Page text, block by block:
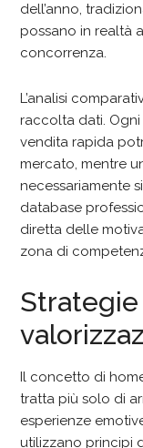
dell’anno,
possano in realtà
concorrenza.
L’analisi
raccolta dati.
vendita rapida
mercato, mentre
necessariamente
database
diretta delle
zona di
Strategie
Il concetto di
tratta più solo di
esperienze
utilizzano principi